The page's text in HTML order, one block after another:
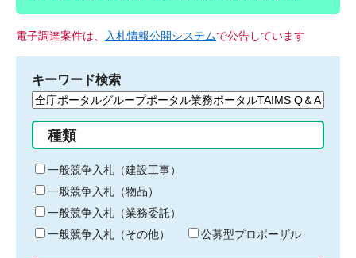
電子調達案件は、 入札情報公開システムで公告しています
キーワード検索
検
る
キ
ー
ワ
ー
ド
種類
一般競争入札（建設工事）
一般競争入札（物品）
一般競争入札（業務委託）
一般競争入札（その他）
公募型プロポーザル